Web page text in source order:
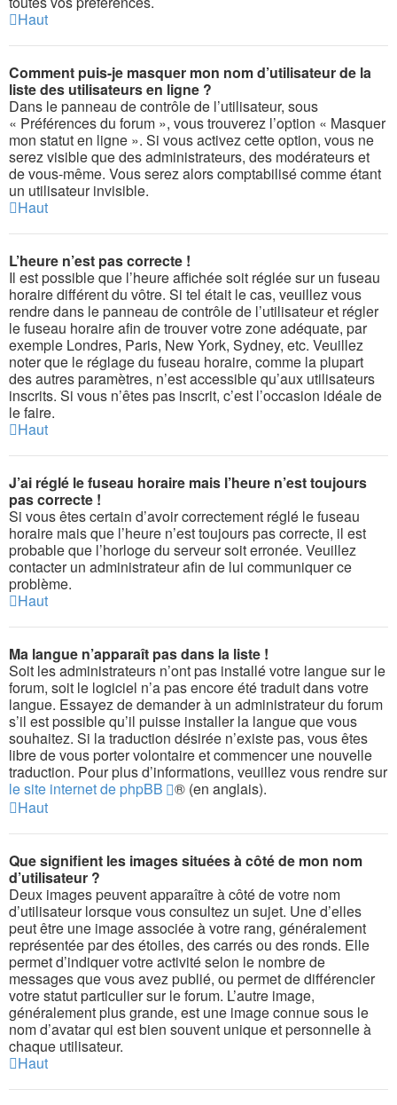
Haut
Comment puis-je masquer mon nom d’utilisateur de la
liste des utilisateurs en ligne ?
Dans le panneau de contrôle de l’utilisateur, sous
« Préférences du forum », vous trouverez l’option « Masquer
mon statut en ligne ». Si vous activez cette option, vous ne
serez visible que des administrateurs, des modérateurs et
de vous-même. Vous serez alors comptabilisé comme étant
un utilisateur invisible.
Haut
L’heure n’est pas correcte !
Il est possible que l’heure affichée soit réglée sur un fuseau
horaire différent du vôtre. Si tel était le cas, veuillez vous
rendre dans le panneau de contrôle de l’utilisateur et régler
le fuseau horaire afin de trouver votre zone adéquate, par
exemple Londres, Paris, New York, Sydney, etc. Veuillez
noter que le réglage du fuseau horaire, comme la plupart
des autres paramètres, n’est accessible qu’aux utilisateurs
inscrits. Si vous n’êtes pas inscrit, c’est l’occasion idéale de
le faire.
Haut
J’ai réglé le fuseau horaire mais l’heure n’est toujours
pas correcte !
Si vous êtes certain d’avoir correctement réglé le fuseau
horaire mais que l’heure n’est toujours pas correcte, il est
probable que l’horloge du serveur soit erronée. Veuillez
contacter un administrateur afin de lui communiquer ce
problème.
Haut
Ma langue n’apparaît pas dans la liste !
Soit les administrateurs n’ont pas installé votre langue sur le
forum, soit le logiciel n’a pas encore été traduit dans votre
langue. Essayez de demander à un administrateur du forum
s’il est possible qu’il puisse installer la langue que vous
souhaitez. Si la traduction désirée n’existe pas, vous êtes
libre de vous porter volontaire et commencer une nouvelle
traduction. Pour plus d’informations, veuillez vous rendre sur
le site internet de phpBB
® (en anglais).
Haut
Que signifient les images situées à côté de mon nom
d’utilisateur ?
Deux images peuvent apparaître à côté de votre nom
d’utilisateur lorsque vous consultez un sujet. Une d’elles
peut être une image associée à votre rang, généralement
représentée par des étoiles, des carrés ou des ronds. Elle
permet d’indiquer votre activité selon le nombre de
messages que vous avez publié, ou permet de différencier
votre statut particulier sur le forum. L’autre image,
généralement plus grande, est une image connue sous le
nom d’avatar qui est bien souvent unique et personnelle à
chaque utilisateur.
Haut